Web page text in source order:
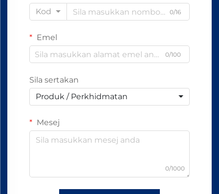
Kod
0/16
Emel
0/100
Sila sertakan
Produk / Perkhidmatan
Mesej
0/1000